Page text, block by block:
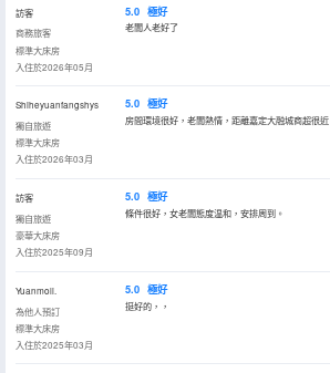
訪客
商務旅客
標準大床房
入住於2026年05月
5.0 極好
老闆人老好了
Shiheyuanfangshys
獨自旅遊
標準大床房
入住於2026年03月
5.0 極好
房間環境很好，老闆熱情，距離嘉定大融城商超很近
訪客
獨自旅遊
豪華大床房
入住於2025年09月
5.0 極好
條件很好，女老闆態度温和，安排周到。
Yuanmoli.
為他人預訂
標準大床房
入住於2025年03月
5.0 極好
挺好的，，